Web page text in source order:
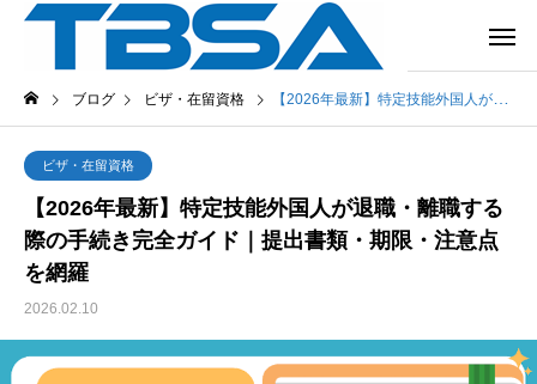
ブログ ビザ・在留資格 【2026年最新】特定技能外国人が退職・離職する際の手続き完全ガイド｜提出書類・期限・注意点を網羅
ビザ・在留資格
【2026年最新】特定技能外国人が退職・離職する
際の手続き完全ガイド｜提出書類・期限・注意点
を網羅
2026.02.10